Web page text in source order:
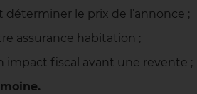
déterminer le prix de l’annonce ;
assurance habitation ;
impact fiscal avant une revente ;